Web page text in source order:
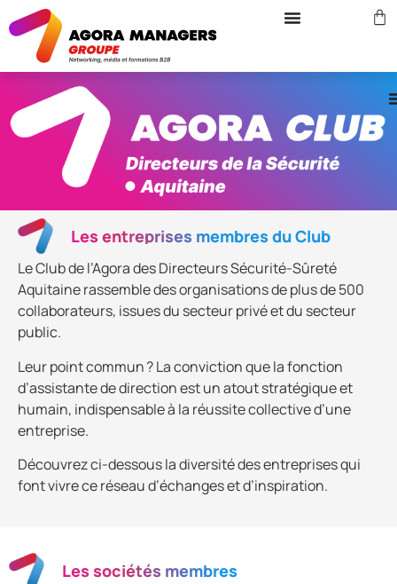
Les entreprises membres du Club
Le Club de l’Agora des Directeurs Sécurité-Sûreté
Aquitaine rassemble des organisations de plus de 500
collaborateurs, issues du secteur privé et du secteur
public.
Leur point commun ? La conviction que la fonction
d’assistante de direction est un atout stratégique et
humain, indispensable à la réussite collective d’une
entreprise.
Découvrez ci-dessous la diversité des entreprises qui
font vivre ce réseau d’échanges et d’inspiration.
Les sociétés membres